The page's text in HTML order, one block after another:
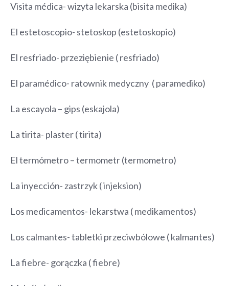
Visita médica- wizyta lekarska (bisita medika)
El estetoscopio- stetoskop (estetoskopio)
El resfriado- przeziębienie ( resfriado)
El paramédico- ratownik medyczny ( paramediko)
La escayola – gips (eskajola)
La tirita- plaster ( tirita)
El termómetro – termometr (termometro)
La inyección- zastrzyk ( injeksion)
Los medicamentos- lekarstwa ( medikamentos)
Los calmantes- tabletki przeciwbólowe ( kalmantes)
La fiebre- gorączka ( fiebre)